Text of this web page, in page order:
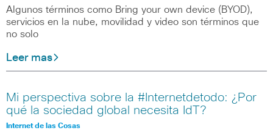
Algunos términos como Bring your own device (BYOD),
servicios en la nube, movilidad y video son términos que
no solo
Leer mas
Mi perspectiva sobre la #Internetdetodo: ¿Por
qué la sociedad global necesita IdT?
Internet de las Cosas